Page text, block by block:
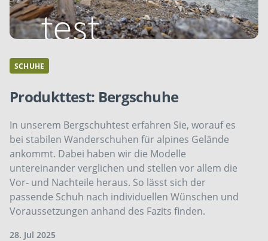
SCHUHE
Produkttest: Bergschuhe
In unserem Bergschuhtest erfahren Sie, worauf es
bei stabilen Wanderschuhen für alpines Gelände
ankommt. Dabei haben wir die Modelle
untereinander verglichen und stellen vor allem die
Vor- und Nachteile heraus. So lässt sich der
passende Schuh nach individuellen Wünschen und
Voraussetzungen anhand des Fazits finden.
28. Jul 2025